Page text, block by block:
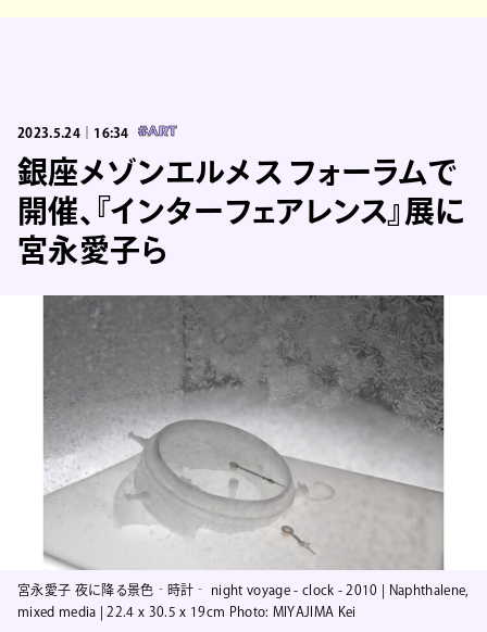
2023.5.24｜16:34 #ART
銀座メゾンエルメス フォーラムで
開催、『インターフェアレンス』展に
宮永愛子ら
宮永愛子 夜に降る景色‐時計‐ night voyage - clock - 2010 | Naphthalene,
mixed media | 22.4 x 30.5 x 19cm Photo: MIYAJIMA Kei